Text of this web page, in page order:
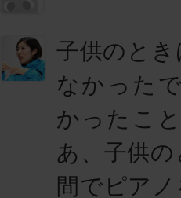
子供のと
なかった
かったこ
あ、子供
間でピア